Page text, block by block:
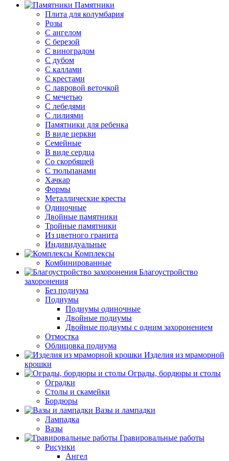
Памятники
Плита для колумбария
Розы
C ангелом
C березой
С виноградом
С дубом
С каллами
С крестами
С лавровой веточкой
С мечетью
C лебедями
С лилиями
Памятники для ребенка
В виде церкви
Семейные
В виде сердца
Со скорбящей
С тюльпанами
Хачкар
Формы
Металлические кресты
Одиночные
Двойные памятники
Тройные памятники
Из цветного гранита
Индивидуальные
Комплексы
Комбинированные
Благоустройство
захоронения
Без подиума
Подиумы
Подиумы одиночные
Двойные подиумы
Двойные подиумы с одним захоронением
Отмостка
Облицовка подиума
Изделия из мраморной
крошки
Ограды, бордюры и столы
Оградки
Столы и скамейки
Бордюры
Вазы и лампадки
Лампадка
Вазы
Гравировальные работы
Рисунки
Ангел